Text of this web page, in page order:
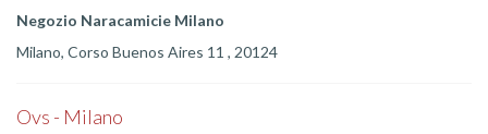
Negozio Naracamicie Milano
Milano, Corso Buenos Aires 11 , 20124
Ovs - Milano